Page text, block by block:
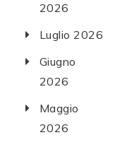
2026
Luglio 2026
Giugno
2026
Maggio
2026